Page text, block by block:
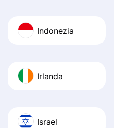
Indonezia
Irlanda
Israel